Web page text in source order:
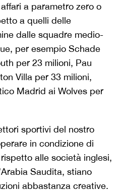
a parametro zero o
a quelli delle
dalle squadre medio-
per esempio Schade
per 23 milioni, Pau
Villa per 33 milioni,
Madrid ai Wolves per
sportivi del nostro
in condizione di
rispetto alle società inglesi,
Saudita, stiano
abbastanza creative.